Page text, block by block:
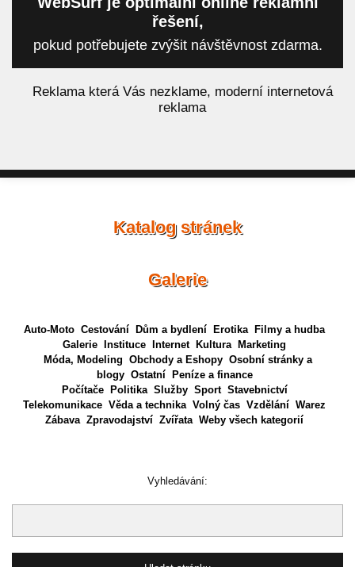
řešení,
pokud potřebujete zvýšit návštěvnost zdarma.
Reklama která Vás nezklame, moderní internetová
reklama
Katalog stránek
Galerie
Auto-Moto Cestování Dům a bydlení Erotika
Filmy a hudba
Galerie
Instituce Internet Kultura
Marketing
Móda, Modeling Obchody a Eshopy Osobní stránky a
blogy Ostatní
Peníze a finance
Počítače
Politika Služby Sport Stavebnictví
Telekomunikace Věda a technika Volný čas Vzdělání Warez
Zábava Zpravodajství Zvířata Weby všech kategorií
Vyhledávání: